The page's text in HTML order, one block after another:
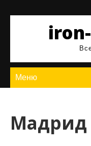
содержимому
Меню
Мадрид